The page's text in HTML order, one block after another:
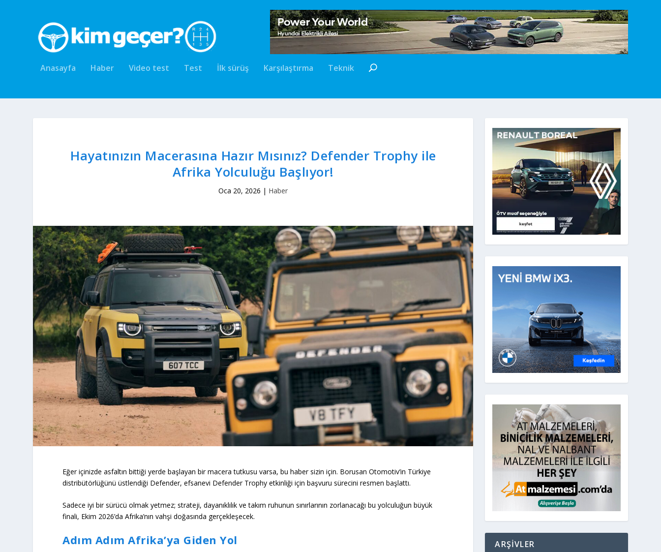
Anasayfa Haber Video test Test İlk sürüş Karşılaştırma Teknik
Hayatınızın Macerasına Hazır Mısınız? Defender Trophy ile
Afrika Yolculuğu Başlıyor!
Oca 20, 2026 | Haber
Eğer içinizde asfaltın bittiği yerde başlayan bir macera tutkusu varsa, bu haber sizin için. Borusan Otomotiv’in Türkiye
distribütörlüğünü üstlendiği Defender, efsanevi Defender Trophy etkinliği için başvuru sürecini resmen başlattı.
Sadece iyi bir sürücü olmak yetmez; strateji, dayanıklılık ve takım ruhunun sınırlarının zorlanacağı bu yolculuğun büyük
finali, Ekim 2026’da Afrika’nın vahşi doğasında gerçekleşecek.
Adım Adım Afrika’ya Giden Yol ARŞIVLER